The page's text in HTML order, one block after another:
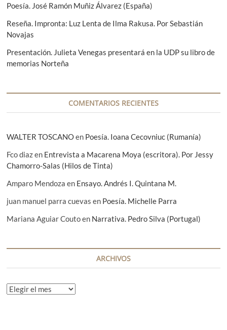
n
t
r
a
a
s
e
:
Poesía. José Ramón Muñiz Álvarez (España)
Reseña. Impronta: Luz Lenta de Ilma Rakusa. Por Sebastián
Novajas
Presentación. Julieta Venegas presentará en la UDP su libro de
memorias Norteña
COMENTARIOS RECIENTES
WALTER TOSCANOen Poesía. Ioana Cecovniuc (Rumanía)
Fco diazen Entrevista a Macarena Moya (escritora). Por Jessy
Chamorro-Salas (Hilos de Tinta)
Amparo Mendoza en Ensayo. Andrés I. Quintana M.
juan manuel parra cuevas en Poesía. Michelle Parra
Mariana Aguiar Coutoen Narrativa. Pedro Silva (Portugal)
ARCHIVOS
A